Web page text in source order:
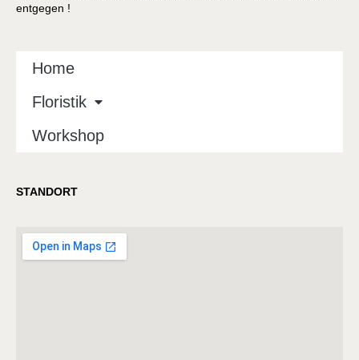
entgegen !
Home
Floristik
Workshop
STANDORT